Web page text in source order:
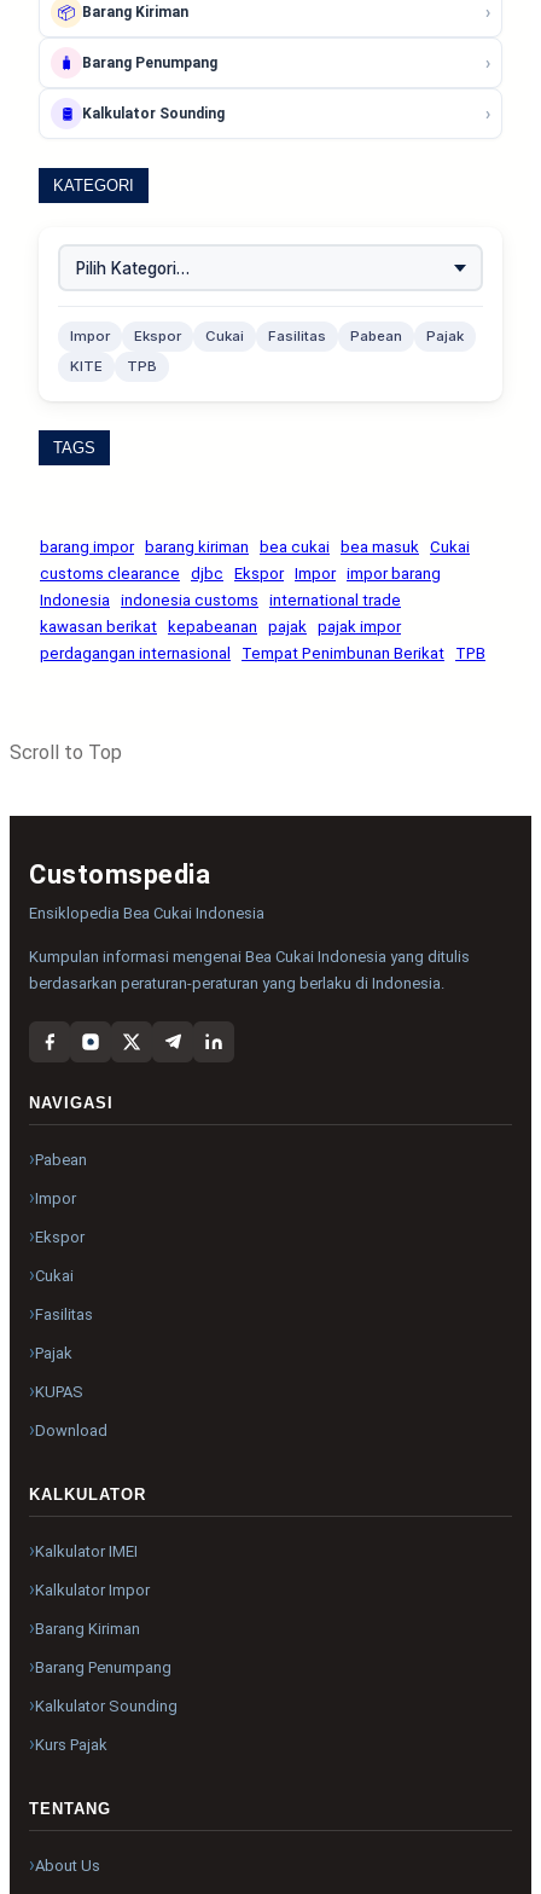
📦 Barang Kiriman ›
🧳 Barang Penumpang ›
🛢️ Kalkulator Sounding ›
KATEGORI
Impor Ekspor Cukai Fasilitas Pabean
Pajak
KITE
TPB
TAGS
barang impor barang kiriman bea cukai bea masuk Cukai
customs clearance
djbc Ekspor Impor impor barang
Indonesia indonesia customs
international trade
kawasan berikat
kepabeanan pajak pajak impor
perdagangan internasional
Tempat Penimbunan Berikat TPB
Scroll to Top
Customspedia
Ensiklopedia Bea Cukai Indonesia
Kumpulan informasi mengenai Bea Cukai Indonesia yang ditulis
berdasarkan peraturan-peraturan yang berlaku di Indonesia.
NAVIGASI
Pabean
Impor
Ekspor
Cukai
Fasilitas
Pajak
KUPAS
Download
KALKULATOR
Kalkulator IMEI
Kalkulator Impor
Barang Kiriman
Barang Penumpang
Kalkulator Sounding
Kurs Pajak
TENTANG
About Us